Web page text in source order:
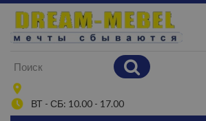
ВТ - СБ: 10.00 - 17.00